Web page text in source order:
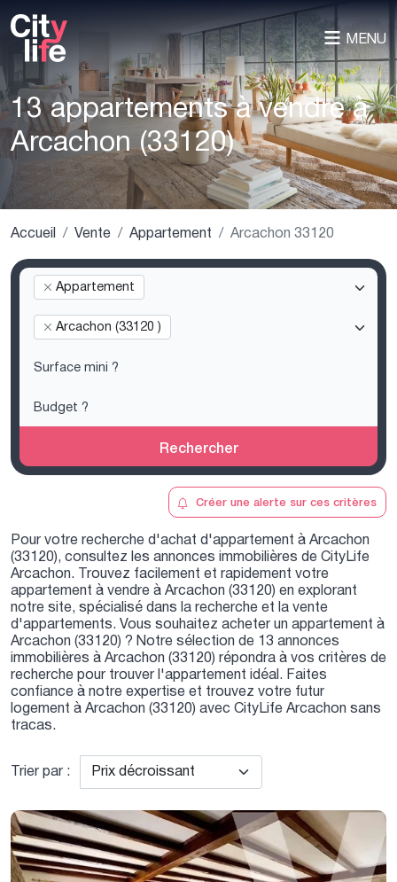
MENU
13 appartements à vendre à
Arcachon (33120)
Accueil Vente Appartement Arcachon 33120
Appartement
Arcachon (33120 )
Rechercher
Créer une alerte sur ces critères
Pour votre recherche d'achat d'appartement à Arcachon
(33120), consultez les annonces immobilières de CityLife
Arcachon. Trouvez facilement et rapidement votre
appartement à vendre à Arcachon (33120) en explorant
notre site, spécialisé dans la recherche et la vente
d'appartements. Vous souhaitez acheter un appartement à
Arcachon (33120) ? Notre sélection de 13 annonces
immobilières à Arcachon (33120) répondra à vos critères de
recherche pour trouver l'appartement idéal. Faites
confiance à notre expertise et trouvez votre futur
logement à Arcachon (33120) avec CityLife Arcachon sans
tracas.
Trier par :